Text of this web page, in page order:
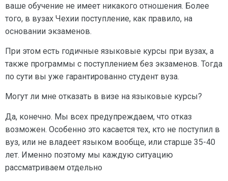
ваше обучение не имеет никакого отношения. Более
того, в вузах Чехии поступление, как правило, на
основании экзаменов.
При этом есть годичные языковые курсы при вузах, а
также программы с поступлением без экзаменов. Тогда
по сути вы уже гарантированно студент вуза.
Могут ли мне отказать в визе на языковые курсы?
Да, конечно. Мы всех предупреждаем, что отказ
возможен. Особенно это касается тех, кто не поступил в
вуз, или не владеет языком вообще, или старше 35-40
лет. Именно поэтому мы каждую ситуацию
рассматриваем отдельно